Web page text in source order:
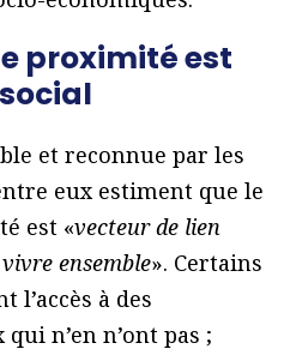
proximité est
et reconnue par les
eux estiment que le
est «vecteur de lien
ensemble». Certains
l’accès à des
n’en n’ont pas ;